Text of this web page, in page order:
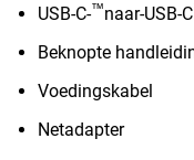
USB-C-™naar-USB-C
Beknopte
Voedingskabel
Netadapter